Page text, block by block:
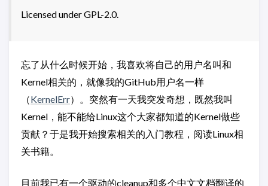
Licensed under GPL-2.0.
忘了从什么时候开始，我喜欢将自己的用户名叫和
Kernel相关的，就像我的GitHub用户名一样
（KernelErr）。突然有一天我突发奇想，既然我叫
Kernel，能不能给Linux这个大家都知道的Kernel做些
贡献？于是我开始搜索相关的入门教程，阅读Linux相
关书籍。
目前我已有一个驱动的cleanup和多个中文文档翻译的